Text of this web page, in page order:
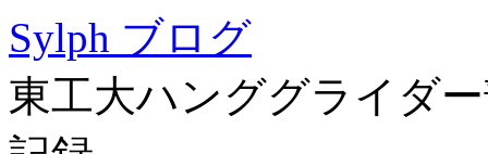
Sylph ブログ
東工大ハンググライダ